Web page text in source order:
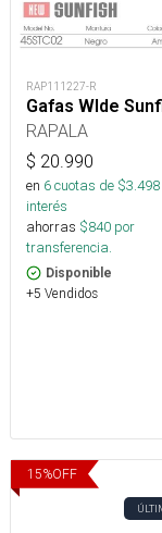
RAP111227-R
Gafas Wlde
RAPALA
$ 20.990
en 6cuotas de $3.498
interés
ahorras $840 por
transferencia.
Disponible
+5 Vendidos
15%OFF